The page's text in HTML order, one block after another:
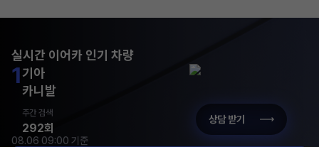
실시간 이어카 인기 차량
1기아
카니발
주간 검색
292회
상담 받기
08.06 09:00 기준